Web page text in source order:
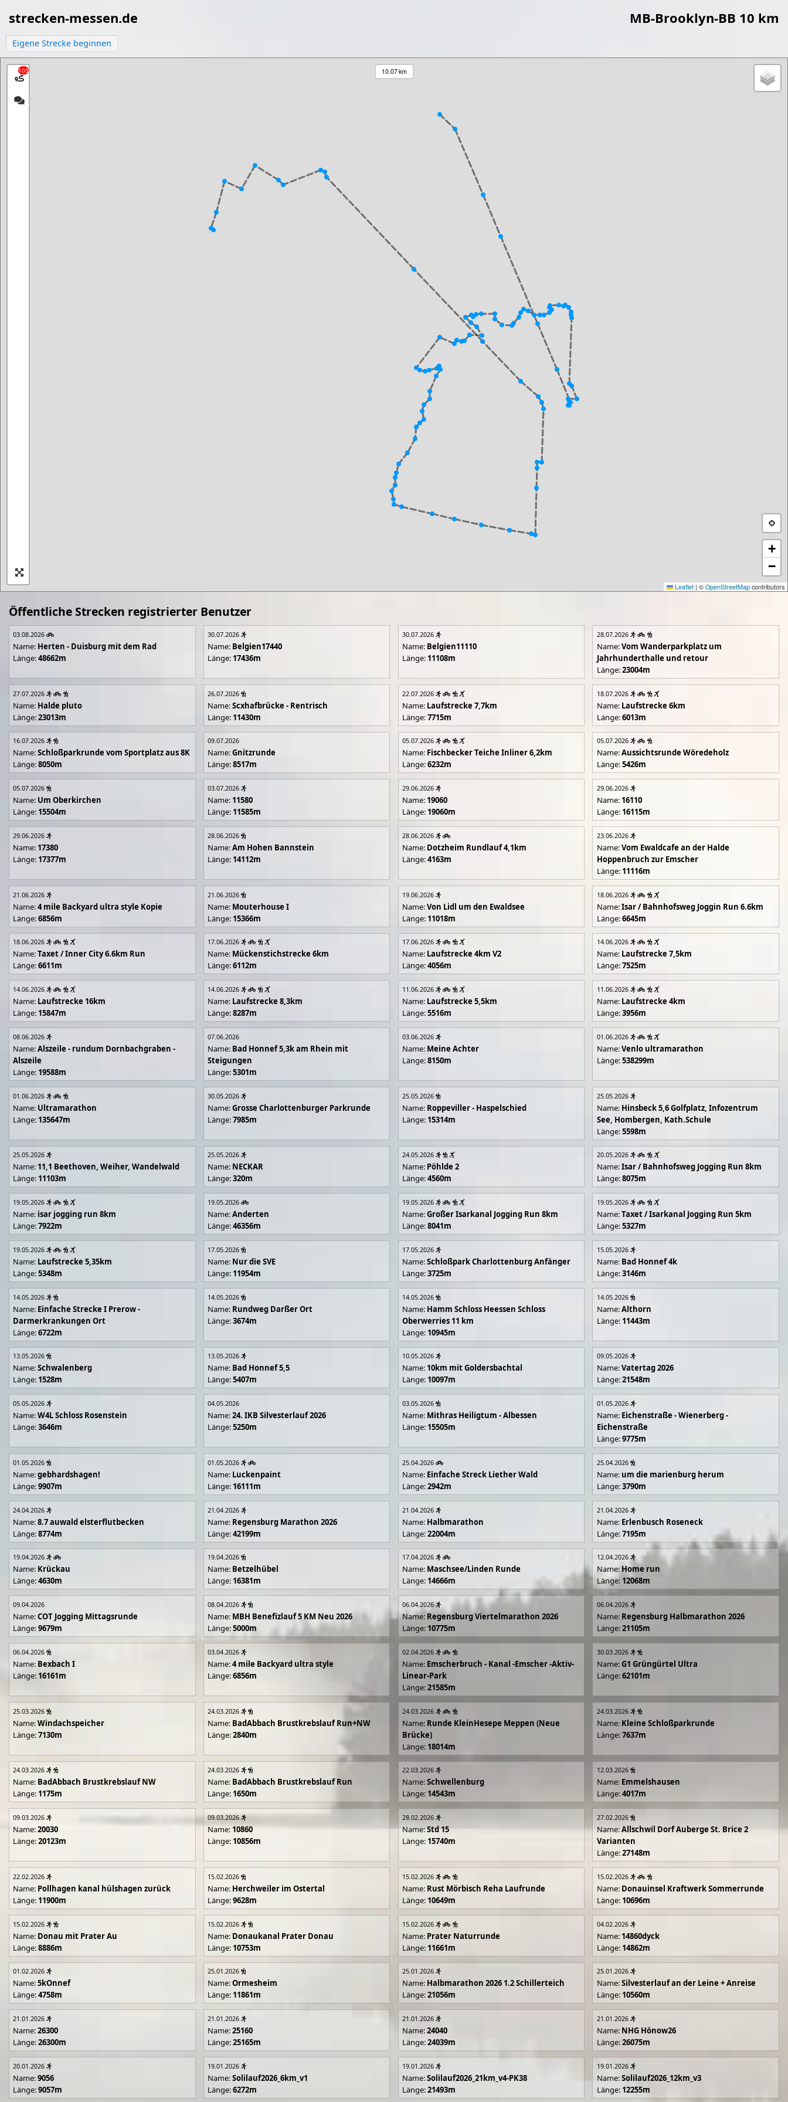
strecken-messen.de MB-Brooklyn-BB 10 km
Eigene Strecke beginnen
103 10.07 km
+
−
Leaflet | © OpenStreetMap contributors
Öffentliche Strecken registrierter Benutzer
03.08.2026
Name: Herten - Duisburg mit dem Rad
Länge:48662m
30.07.2026
Name: Belgien17440
Länge: 17436m
30.07.2026
Name: Belgien11110
Länge: 11108m
28.07.2026
Name:Vom Wanderparkplatz um
Jahrhunderthalle und retour
Länge:23004m
27.07.2026
Name: Halde pluto
Länge:23013m
26.07.2026
Name:Scxhafbrücke - Rentrisch
Länge: 11430m
22.07.2026
Name: Laufstrecke 7,7km
Länge:7715m
18.07.2026
Name: Laufstrecke 6km
Länge:6013m
16.07.2026
Name:Schloßparkrunde vom Sportplatz aus 8K
Länge:8050m
09.07.2026
Name:Gnitzrunde
Länge:8517m
05.07.2026
Name: Fischbecker Teiche Inliner 6,2km
Länge:6232m
05.07.2026
Name:Aussichtsrunde Wöredeholz
Länge:5426m
05.07.2026
Name: Um Oberkirchen
Länge: 15504m
03.07.2026
Name: 11580
Länge: 11585m
29.06.2026
Name: 19060
Länge: 19060m
29.06.2026
Name: 16110
Länge: 16115m
29.06.2026
Name: 17380
Länge: 17377m
28.06.2026
Name:Am Hohen Bannstein
Länge: 14112m
28.06.2026
Name: Dotzheim Rundlauf 4,1km
Länge:4163m
23.06.2026
Name:Vom Ewaldcafe an der Halde
Hoppenbruch zur Emscher
Länge: 11116m
21.06.2026
Name:4 mile Backyard ultra style Kopie
Länge:6856m
21.06.2026
Name: Mouterhouse I
Länge: 15366m
19.06.2026
Name:Von Lidl um den Ewaldsee
Länge: 11018m
18.06.2026
Name:Isar / Bahnhofsweg Joggin Run 6.6km
Länge:6645m
18.06.2026
Name:Taxet / Inner City 6.6km Run
Länge:6611m
17.06.2026
Name: Mückenstichstrecke 6km
Länge:6112m
17.06.2026
Name: Laufstrecke 4km V2
Länge:4056m
14.06.2026
Name: Laufstrecke 7,5km
Länge:7525m
14.06.2026
Name: Laufstrecke 16km
Länge: 15847m
14.06.2026
Name: Laufstrecke 8,3km
Länge:8287m
11.06.2026
Name: Laufstrecke 5,5km
Länge:5516m
11.06.2026
Name: Laufstrecke 4km
Länge:3956m
08.06.2026
Name:Alszeile - rundum Dornbachgraben -
Alszeile
Länge: 19588m
07.06.2026
Name: Bad Honnef 5,3k am Rhein mit
Steigungen
Länge:5301m
03.06.2026
Name: Meine Achter
Länge:8150m
01.06.2026
Name:Venlo ultramarathon
Länge:538299m
01.06.2026
Name: Ultramarathon
Länge: 135647m
30.05.2026
Name:Grosse Charlottenburger Parkrunde
Länge:7985m
25.05.2026
Name: Roppeviller - Haspelschied
Länge: 15314m
25.05.2026
Name: Hinsbeck 5,6 Golfplatz, Infozentrum
See, Hombergen, Kath.Schule
Länge:5598m
25.05.2026
Name: 11,1 Beethoven, Weiher, Wandelwald
Länge: 11103m
25.05.2026
Name: NECKAR
Länge:320m
24.05.2026
Name: Pöhlde 2
Länge:4560m
20.05.2026
Name:Isar / Bahnhofsweg Jogging Run 8km
Länge:8075m
19.05.2026
Name: isar jogging run 8km
Länge:7922m
19.05.2026
Name:Anderten
Länge:46356m
19.05.2026
Name:Großer Isarkanal Jogging Run 8km
Länge:8041m
19.05.2026
Name:Taxet / Isarkanal Jogging Run 5km
Länge:5327m
19.05.2026
Name: Laufstrecke 5,35km
Länge:5348m
17.05.2026
Name: Nur die SVE
Länge: 11954m
17.05.2026
Name:Schloßpark Charlottenburg Anfänger
Länge:3725m
15.05.2026
Name: Bad Honnef 4k
Länge:3146m
14.05.2026
Name: Einfache Strecke I Prerow -
Darmerkrankungen Ort
Länge:6722m
14.05.2026
Name: Rundweg Darßer Ort
Länge:3674m
14.05.2026
Name: Hamm Schloss Heessen Schloss
Oberwerries 11 km
Länge: 10945m
14.05.2026
Name:Althorn
Länge: 11443m
13.05.2026
Name:Schwalenberg
Länge: 1528m
13.05.2026
Name: Bad Honnef 5,5
Länge:5407m
10.05.2026
Name: 10km mit Goldersbachtal
Länge: 10097m
09.05.2026
Name:Vatertag 2026
Länge:21548m
05.05.2026
Name:W4L Schloss Rosenstein
Länge:3646m
04.05.2026
Name:24. IKB Silvesterlauf 2026
Länge:5250m
03.05.2026
Name: Mithras Heiligtum - Albessen
Länge: 15505m
01.05.2026
Name: Eichenstraße - Wienerberg -
Eichenstraße
Länge:9775m
01.05.2026
Name:gebhardshagen!
Länge:9907m
01.05.2026
Name: Luckenpaint
Länge: 16111m
25.04.2026
Name: Einfache Streck Liether Wald
Länge:2942m
25.04.2026
Name: um die marienburg herum
Länge:3790m
24.04.2026
Name:8.7 auwald elsterflutbecken
Länge:8774m
21.04.2026
Name: Regensburg Marathon 2026
Länge:42199m
21.04.2026
Name: Halbmarathon
Länge:22004m
21.04.2026
Name: Erlenbusch Roseneck
Länge:7195m
19.04.2026
Name: Krückau
Länge:4630m
19.04.2026
Name: Betzelhübel
Länge: 16381m
17.04.2026
Name: Maschsee/Linden Runde
Länge: 14666m
12.04.2026
Name: Home run
Länge: 12068m
09.04.2026
Name:COT Jogging Mittagsrunde
Länge:9679m
08.04.2026
Name: MBH Benefizlauf 5 KM Neu 2026
Länge:5000m
06.04.2026
Name: Regensburg Viertelmarathon 2026
Länge: 10775m
06.04.2026
Name: Regensburg Halbmarathon 2026
Länge:21105m
06.04.2026
Name: Bexbach I
Länge: 16161m
03.04.2026
Name:4 mile Backyard ultra style
Länge:6856m
02.04.2026
Name: Emscherbruch - Kanal -Emscher -Aktiv-
Linear-Park
Länge:21585m
30.03.2026
Name:G1 Grüngürtel Ultra
Länge:62101m
25.03.2026
Name:Windachspeicher
Länge:7130m
24.03.2026
Name: BadAbbach Brustkrebslauf Run+NW
Länge:2840m
24.03.2026
Name: Runde KleinHesepe Meppen (Neue
Brücke)
Länge: 18014m
24.03.2026
Name: Kleine Schloßparkrunde
Länge:7637m
24.03.2026
Name: BadAbbach Brustkrebslauf NW
Länge: 1175m
24.03.2026
Name: BadAbbach Brustkrebslauf Run
Länge: 1650m
22.03.2026
Name:Schwellenburg
Länge: 14543m
12.03.2026
Name: Emmelshausen
Länge:4017m
09.03.2026
Name:20030
Länge:20123m
09.03.2026
Name: 10860
Länge: 10856m
28.02.2026
Name:Std 15
Länge: 15740m
27.02.2026
Name:Allschwil Dorf Auberge St. Brice 2
Varianten
Länge:27148m
22.02.2026
Name: Pollhagen kanal hülshagen zurück
Länge: 11900m
15.02.2026
Name: Herchweiler im Ostertal
Länge:9628m
15.02.2026
Name: Rust Mörbisch Reha Laufrunde
Länge: 10649m
15.02.2026
Name: Donauinsel Kraftwerk Sommerrunde
Länge: 10696m
15.02.2026
Name: Donau mit Prater Au
Länge:8886m
15.02.2026
Name: Donaukanal Prater Donau
Länge: 10753m
15.02.2026
Name: Prater Naturrunde
Länge: 11661m
04.02.2026
Name: 14860dyck
Länge: 14862m
01.02.2026
Name:5kOnnef
Länge:4758m
25.01.2026
Name:Ormesheim
Länge: 11861m
25.01.2026
Name: Halbmarathon 2026 1.2 Schillerteich
Länge:21056m
25.01.2026
Name:Silvesterlauf an der Leine + Anreise
Länge: 10560m
21.01.2026
Name:26300
Länge:26300m
21.01.2026
Name:25160
Länge:25165m
21.01.2026
Name:24040
Länge:24039m
21.01.2026
Name: NHG Hönow26
Länge:26075m
20.01.2026
Name:9056
Länge:9057m
19.01.2026
Name:Solilauf2026_6km_v1
Länge:6272m
19.01.2026
Name:Solilauf2026_21km_v4-PK38
Länge:21493m
19.01.2026
Name:Solilauf2026_12km_v3
Länge: 12255m